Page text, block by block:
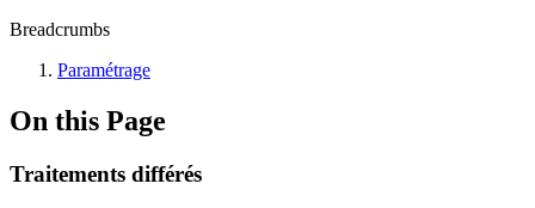
Breadcrumbs
Paramétrage
On this Page
Traitements différés